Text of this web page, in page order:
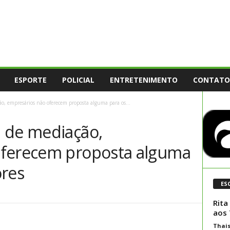
ESPORTE POLICIAL ENTRETENIMENTO CONTATO
empresários não oferecem proposta alguma para os...
mediação,
proposta alguma
aos